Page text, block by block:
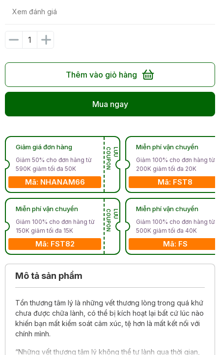
Xem đánh giá
Thêm vào giỏ hàng
Mua ngay
Giảm giá đơn hàng
Giảm 50% cho đơn hàng từ
590K giảm tối đa 50K
Mã: NHANAM66
L
Ư
U
C
O
U
P
O
N
Miễn phí vận chuyển
Giảm 100% cho đơn hàng từ
150K giảm tối đa 15K
Mã: FST82
L
Ư
U
C
O
U
P
O
N
Miễn phí vận chuyển
Giảm 100% cho đơn hàng từ
200K giảm tối đa 20K
Mã: FST8
Miễn phí vận chuyển
Giảm 100% cho đơn hàng từ
500K giảm tối đa 40K
Mã: FS
Mô tả sản phẩm
Tổn thương tâm lý là những vết thương lòng trong quá khứ
chưa được chữa lành, có thể bị kích hoạt lại bất cứ lúc nào
khiến bạn mất kiểm soát cảm xúc, tệ hơn là mất kết nối với
chính mình.
“Những vết thương tâm lý không thể tự lành qua thời gian,